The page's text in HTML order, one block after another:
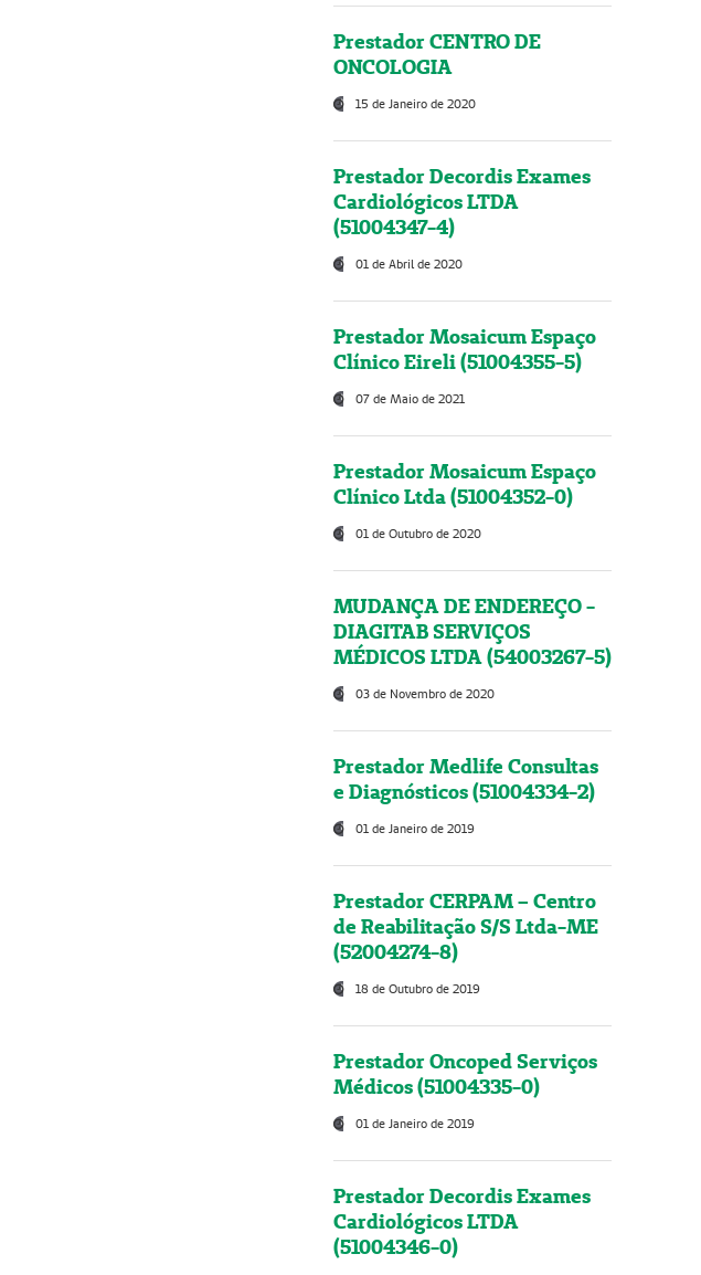
Prestador CENTRO DE
ONCOLOGIA
15 de Janeiro de 2020
Prestador Decordis Exames
Cardiológicos LTDA
(51004347-4)
01 de Abril de 2020
Prestador Mosaicum Espaço
Clínico Eireli (51004355-5)
07 de Maio de 2021
Prestador Mosaicum Espaço
Clínico Ltda (51004352-0)
01 de Outubro de 2020
MUDANÇA DE ENDEREÇO -
DIAGITAB SERVIÇOS
MÉDICOS LTDA (54003267-5)
03 de Novembro de 2020
Prestador Medlife Consultas
e Diagnósticos (51004334-2)
01 de Janeiro de 2019
Prestador CERPAM – Centro
de Reabilitação S/S Ltda-ME
(52004274-8)
18 de Outubro de 2019
Prestador Oncoped Serviços
Médicos (51004335-0)
01 de Janeiro de 2019
Prestador Decordis Exames
Cardiológicos LTDA
(51004346-0)